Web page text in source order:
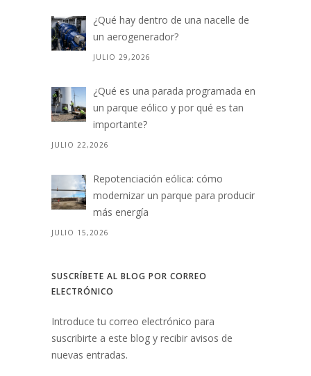
¿Qué hay dentro de una nacelle de
un aerogenerador?
JULIO 29,2026
¿Qué es una parada programada en
un parque eólico y por qué es tan
importante?
JULIO 22,2026
Repotenciación eólica: cómo
modernizar un parque para producir
más energía
JULIO 15,2026
SUSCRÍBETE AL BLOG POR CORREO
ELECTRÓNICO
Introduce tu correo electrónico para
suscribirte a este blog y recibir avisos de
nuevas entradas.